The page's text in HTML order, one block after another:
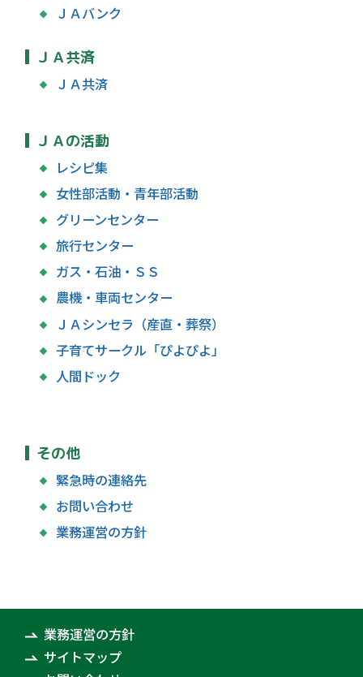
ＪＡバンク
ＪＡ共済
ＪＡ共済
ＪＡの活動
レシピ集
女性部活動・青年部活動
グリーンセンター
旅行センター
ガス・石油・ＳＳ
農機・車両センター
ＪＡシンセラ（産直・葬祭）
子育てサークル「ぴよぴよ」
人間ドック
その他
緊急時の連絡先
お問い合わせ
業務運営の方針
業務運営の方針
サイトマップ